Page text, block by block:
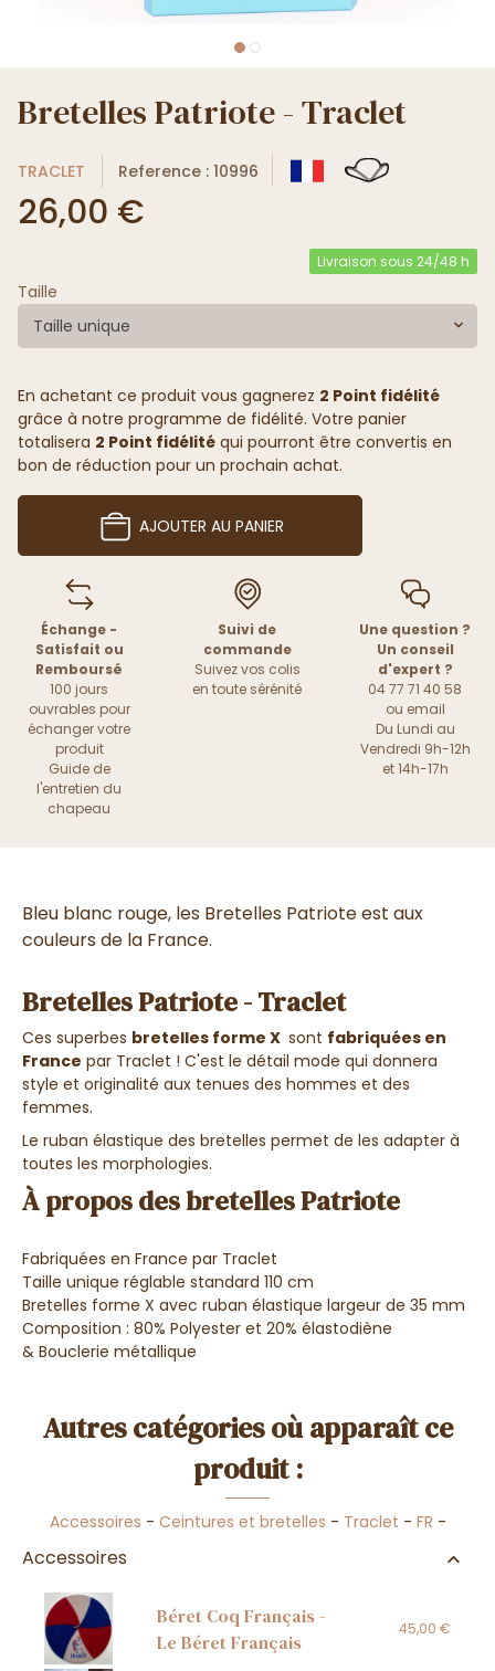
Bretelles Patriote - Traclet
TRACLET Reference : 10996
26,00 €
Livraison sous 24/48 h
Taille
Taille unique
En achetant ce produit vous gagnerez 2 Point fidélité
grâce à notre programme de fidélité. Votre panier
totalisera 2 Point fidélité qui pourront être convertis en
bon de réduction pour un prochain achat.
AJOUTER AU PANIER
Échange -
Satisfait ou
Remboursé
100 jours
ouvrables pour
échanger votre
produit
Guide de
l'entretien du
chapeau
Suivi de
commande
Suivez vos colis
en toute sérénité
Une question ?
Un conseil
d'expert ?
04 77 71 40 58
ou email
Du Lundi au
Vendredi 9h-12h
et 14h-17h
Bleu blanc rouge, les Bretelles Patriote est aux
couleurs de la France.
Bretelles Patriote - Traclet
Ces superbes bretelles forme X sont fabriquées en
France par Traclet ! C'est le détail mode qui donnera
style et originalité aux tenues des hommes et des
femmes.
Le ruban élastique des bretelles permet de les adapter à
toutes les morphologies.
À propos des bretelles Patriote
Fabriquées en France par Traclet
Taille unique réglable standard 110 cm
Bretelles forme X avec ruban élastique largeur de 35 mm
Composition : 80% Polyester et 20% élastodiène
& Bouclerie métallique
Autres catégories où apparaît ce
produit :
Accessoires - Ceintures et bretelles - Traclet - FR -
Accessoires
Béret Coq Français -
Le Béret Français
45,00 €